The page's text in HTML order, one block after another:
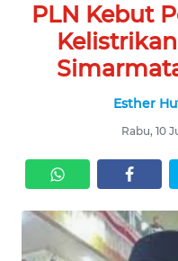
PLN Kebut
Esther
Rabu, 10
UTAMA
SERBA-
SERBI
TOKOH
Informasi